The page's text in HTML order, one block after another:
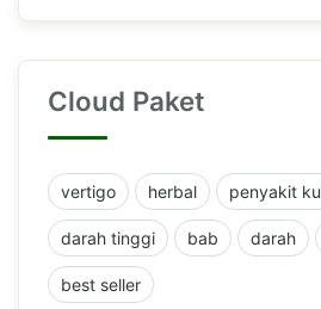
Cloud Paket
vertigo herbal penyakit
darah tinggi bab darah
best seller